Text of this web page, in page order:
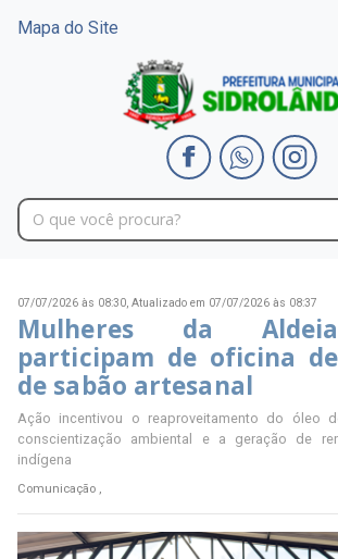
Mapa do Site
07/07/2026 às 08:30, Atualizado em 07/07/2026 às 08:37
Mulheres da
participam de oficina
de sabão artesanal
Ação incentivou o reaproveitamento do óleo
conscientização ambiental e a geração de
indígena
Comunicação ,